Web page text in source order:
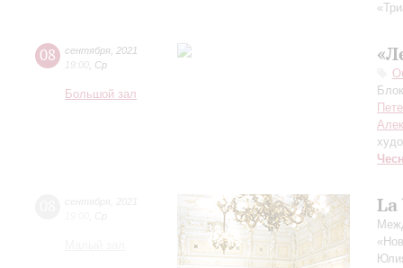
08 сентября 2021
19:00 Ср
Большой зал
La